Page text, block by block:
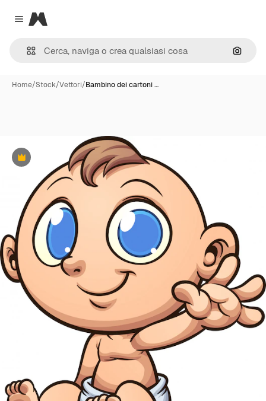
Close menu
Magnific
Cerca
Home/Stock/Vettori/Bambino dei cartoni …
Premium